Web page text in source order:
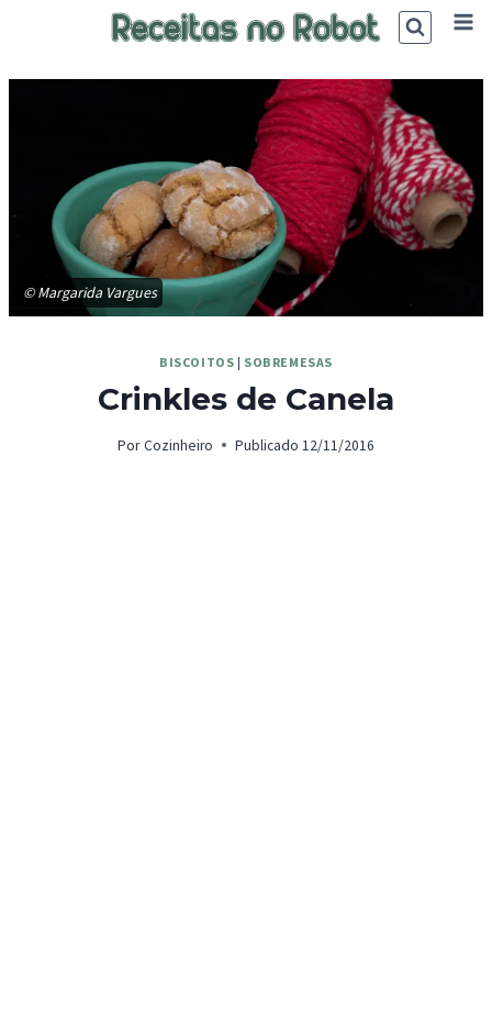
© Margarida Vargues
BISCOITOS | SOBREMESAS
Crinkles de Canela
Por Cozinheiro Publicado 12/11/2016